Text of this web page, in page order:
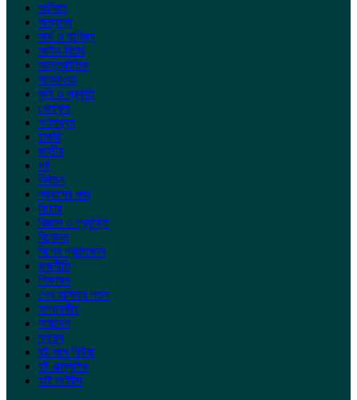
অনিয়ম
অন্যান্য
অর্থ ও বাণিজ্য
আইন-বিচার
আন্তর্জাতিক
আবহাওয়া
কৃষি ও প্রকৃতি
খেলাধুলা
গণমাধ্যম
চাকরি
জাতীয়
ধর্ম
নির্বাচন
প্রবাসের খবর
ফিচার
বিজ্ঞান ও প্রযুক্তি
বিনোদন
বিশেষ প্রতিবেদন
রাজনীতি
শিক্ষাঙ্গন
শেখ হাসিনার পতন
সম্পাদকীয়
সারাদেশ
স্বাস্থ্য
হট আপ নিউজ
হট এক্সলুসিভ
হাই লাইটস